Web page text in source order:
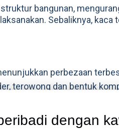
bangunan,
Sebaliknya,
perbezaan
terowong dan bentuk
dan membantu membina
skala besar, mengehadkan
dengan